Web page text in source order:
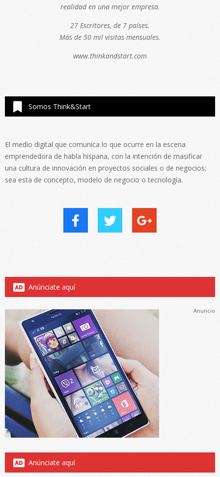
realidad en una mejor empresa.
27 Escritores, de 7 países.
Más de 50 mil visitas mensuales.
www.thinkandstart.com
Somos Think&Start
El medio digital que comunica lo que ocurre en la escena
emprendedora de habla hispana, con la intención de masificar
una cultura de innovación en proyectos sociales o de negocios;
sea esta de concepto, modelo de negocio o tecnología.
Anúnciate aquí
Anuncio
Anúnciate aquí